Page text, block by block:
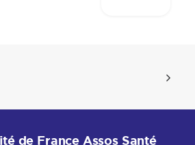
de France Assos Santé